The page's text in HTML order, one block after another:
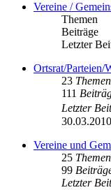
Vereine /
Themen
Beiträge
Letzter
Ortsrat/Parteien/
23 Themen
111
Letzter
Vereine und
25 Themen
99
Letzter